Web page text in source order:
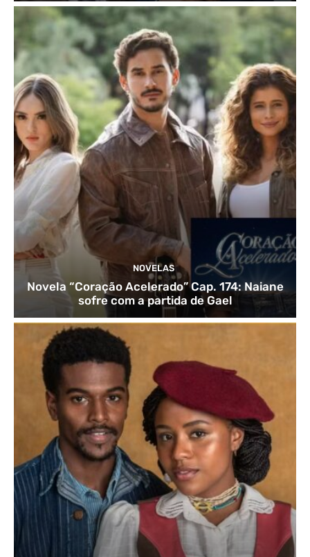
NOVELAS
Novela “Coração Acelerado” Cap. 174: Naiane
sofre com a partida de Gael